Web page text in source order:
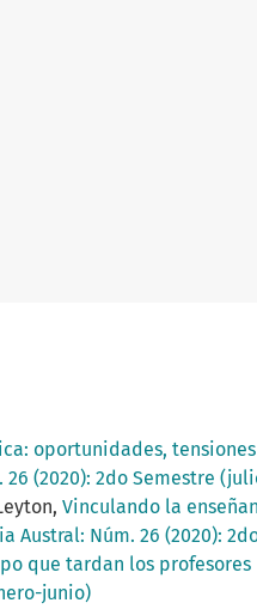
oportunidades,
26 (2020): 2do Semestre
Vinculando la
Austral: Núm. 26 (2020):
que tardan los
junio)